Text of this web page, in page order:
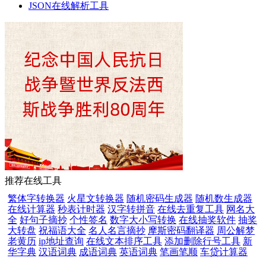
JSON在线解析工具
推荐在线工具
繁体字转换器 火星文转换器 随机密码生成器 随机数生成器
在线计算器 秒表计时器 汉字转拼音 在线去重复工具 网名大
全 好句子摘抄 个性签名 数字大小写转换 在线抽奖软件 抽奖
大转盘 祝福语大全 名人名言摘抄 摩斯密码翻译器 周公解梦
老黄历 ip地址查询 在线文本排序工具 添加删除行号工具 新
华字典 汉语词典 成语词典 英语词典 笔画笔顺 车贷计算器